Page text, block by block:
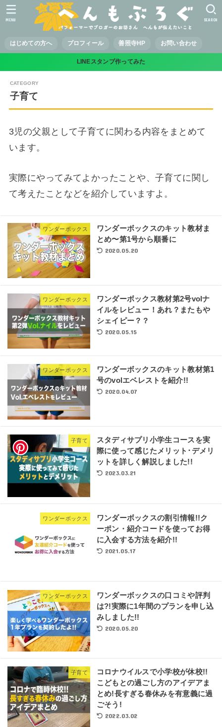
はじめての方へ プロフィール 善照寺HP お問い合わせ
SEARCH
MENU
LINEスタンプ作ってみた
子育て
3児の父親として子育てに関わる内容をまとめて
います。
実際にやってみてよかったことや、子育てに関し
て考えたことなどを紹介していますよ。
ワンダーボックス
ワンダーボックスのキット教材ま
とめ〜第1号から順番に
2020.05.20
ワンダーボックス
ワンダーボックス教材第2号volナ
イルをレビュー！あれ？またもや
シェイピー？？
2020.05.15
ワンダーボックス
ワンダーボックスのキット教材第1
号のvolエベレストを紹介!!
2020.04.07
子育て
スタディサプリ小学生コースを実
際に使って感じたメリット･デメリ
ットを詳しく解説しました!!
2023.03.21
ワンダーボックス
ワンダーボックスの割引情報!!ク
ーポン・紹介コードを使ってお得
に入会する方法を紹介!!
2021.05.17
ワンダーボックス
ワンダーボックスの口コミや評判
は?!実際に1年間のプランを申し込
みしました!!
2020.05.20
子育て
コロナウイルスで小学校が休校!!
こどもとの過ごし方のアイデアま
とめ!長すぎる春休みを有意義に過
ごそう!
2022.03.02